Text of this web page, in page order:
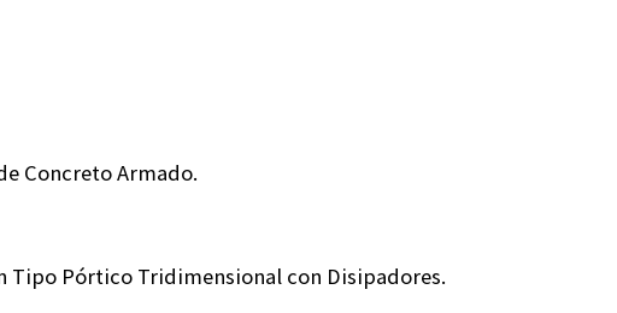
Concreto Armado.
Pórtico Tridimensional con Disipadores.